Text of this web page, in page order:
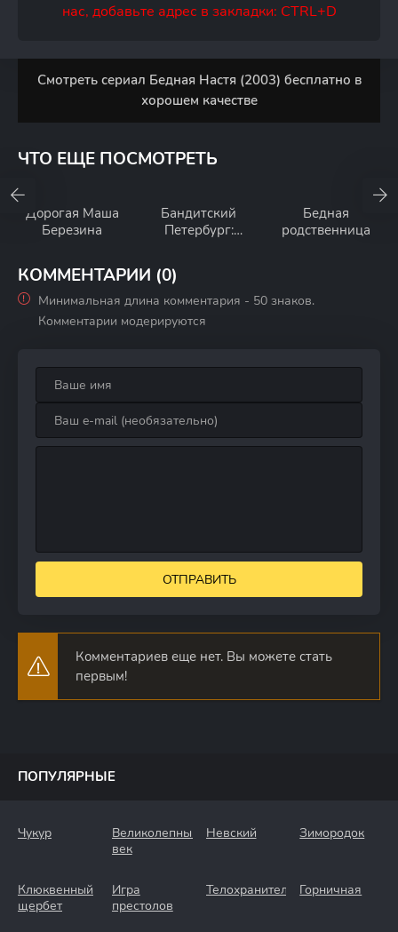
нас, добавьте адрес в закладки: CTRL+D
Смотреть сериал Бедная Настя (2003) бесплатно в
хорошем качестве
ЧТО ЕЩЕ ПОСМОТРЕТЬ
Дорогая Маша
Березина
Бандитский
Петербург:
Бедная
родственница
КОММЕНТАРИИ (0)
Минимальная длина комментария - 50 знаков.
Комментарии модерируются
ОТПРАВИТЬ
Комментариев еще нет. Вы можете стать
первым!
ПОПУЛЯРНЫЕ
Чукур
Великолепный
век
Невский Зимородок
Клюквенный
щербет
Игра
престолов
Телохранители Горничная